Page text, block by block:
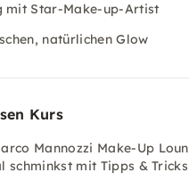
mit Star-Make-up-Artist
natürlichen Glow
Kurs
Mannozzi Make-Up
schminkst mit Tipps &